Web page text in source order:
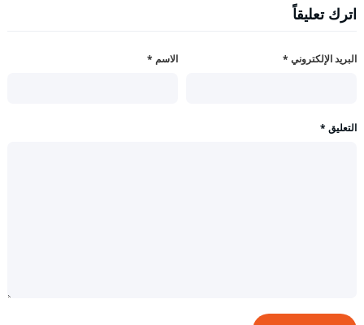
اترك تعليقاً
الاسم * البريد الإلكتروني *
التعليق *